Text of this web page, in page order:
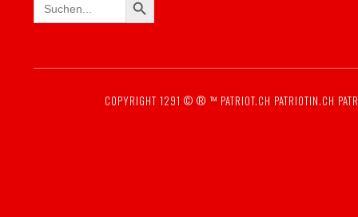
for:
COPYRIGHT 1291 © ® ™ PATRIOT.CH PATRIOTIN.CH